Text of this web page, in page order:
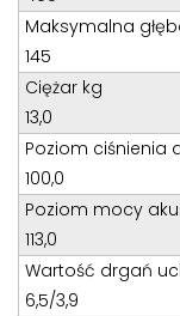
Teren całego
Specjalista d/
Tel: 32 275
Kom:
E-mail:
Maksymalna
145
Ciężar kg
13,0
Poziom ciśnienia
100,0
Poziom mocy
113,0
Wartość drgań
6,5/3,9